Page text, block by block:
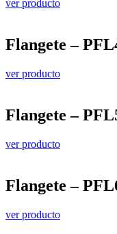
ver producto
Flangete –
ver producto
Flangete –
ver producto
Flangete –
ver producto